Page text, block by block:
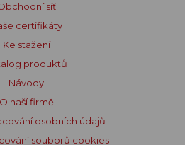
síť
certifikáty
Ke stažení
produktů
Návody
O naší firmě
osobních údajů
souborů cookies